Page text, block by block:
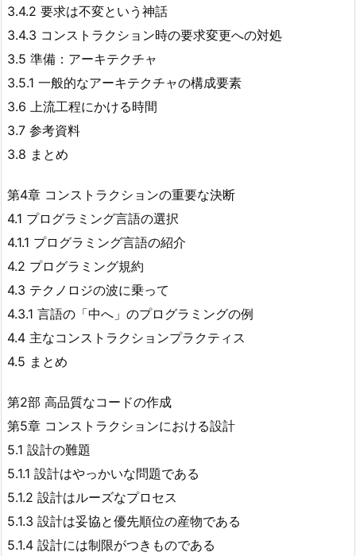
3.4.2 要求は不変という神話
3.4.3 コンストラクション時の要求変更への対処
3.5 準備：アーキテクチャ
3.5.1 一般的なアーキテクチャの構成要素
3.6 上流工程にかける時間
3.7 参考資料
3.8 まとめ
第4章 コンストラクションの重要な決断
4.1 プログラミング言語の選択
4.1.1 プログラミング言語の紹介
4.2 プログラミング規約
4.3 テクノロジの波に乗って
4.3.1 言語の「中へ」のプログラミングの例
4.4 主なコンストラクションプラクティス
4.5 まとめ
第2部 高品質なコードの作成
第5章 コンストラクションにおける設計
5.1 設計の難題
5.1.1 設計はやっかいな問題である
5.1.2 設計はルーズなプロセス
5.1.3 設計は妥協と優先順位の産物である
5.1.4 設計には制限がつきものである